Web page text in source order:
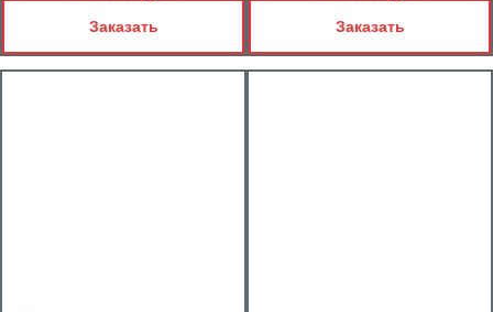
Заказать Заказать